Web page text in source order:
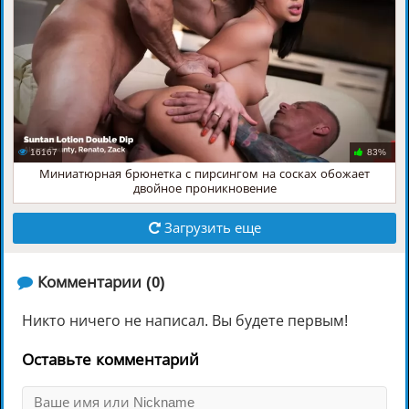
16167 83%
Миниатюрная брюнетка с пирсингом на сосках обожает
двойное проникновение
Загрузить еще
️ Комментарии (0)
Никто ничего не написал. Вы будете первым!
Оставьте комментарий